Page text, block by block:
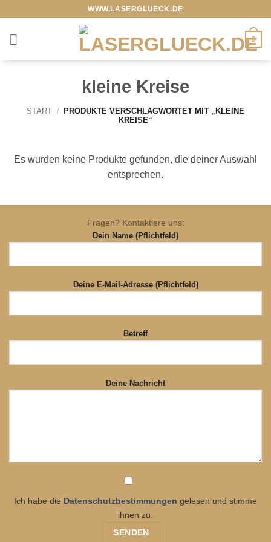
springen
WWW.LASERGLUECK.DE
0
kleine Kreise
START /
PRODUKTE VERSCHLAGWORTET MIT „KLEINE
KREISE“
Es wurden keine Produkte gefunden, die deiner Auswahl
entsprechen.
Fragen? Kontaktiere uns:
Dein Name (Pflichtfeld)
Deine E-Mail-Adresse (Pflichtfeld)
Betreff
Deine Nachricht
Ich habe die Datenschutzbestimmungen gelesen und stimme
ihnen zu.